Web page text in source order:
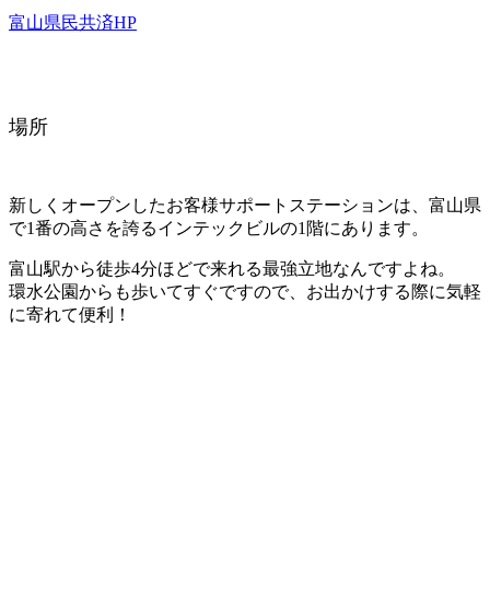
富山県民共済HP
場所
新しくオープンしたお客様サポートステーションは、富山県
で1番の高さを誇るインテックビルの1階にあります。
富山駅から徒歩4分ほどで来れる最強立地なんですよね。
環水公園からも歩いてすぐですので、お出かけする際に気軽
に寄れて便利！